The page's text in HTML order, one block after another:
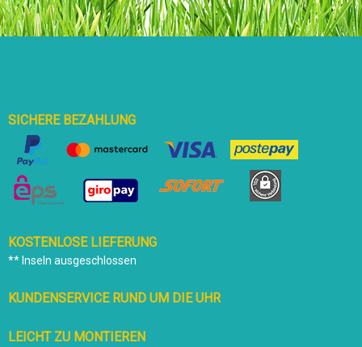
SICHERE BEZAHLUNG
KOSTENLOSE LIEFERUNG
** Inseln ausgeschlossen
KUNDENSERVICE RUND UM DIE UHR
LEICHT ZU MONTIEREN